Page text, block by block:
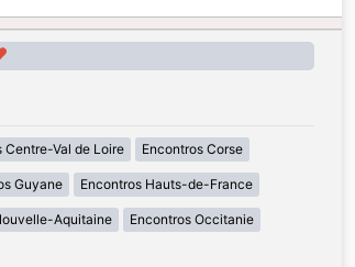
Centre-Val de Loire Encontros Corse
Guyane Encontros Hauts-de-France
Aquitaine Encontros Occitanie